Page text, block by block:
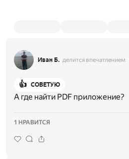
Иван Б. делится впечатлением
👍 СОВЕТУЮ
А где найти PDF приложение?
1 НРАВИТСЯ